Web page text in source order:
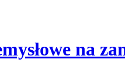
na